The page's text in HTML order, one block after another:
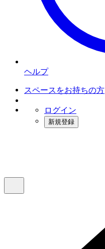
ヘルプ
スペースをお持ちの方
ログイン
新規登録